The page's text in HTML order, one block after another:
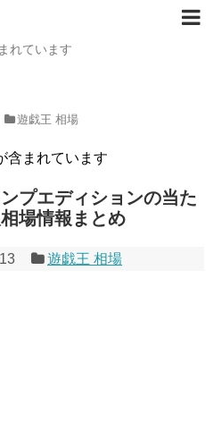
れています
遊戯王 相場
含まれています
プエディションの当た
場情報まとめ
遊戯王 相場